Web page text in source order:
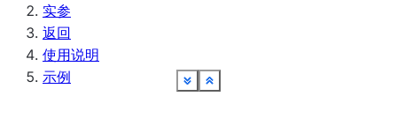
Show less
See moreShow less
See moreShow less
See moreShow less
See moreShow less
See moreShow less
See moreShow less
See moreShow less
See moreShow less
See moreShow less
See moreShow less
See more
实参
返回
使用说明
示例